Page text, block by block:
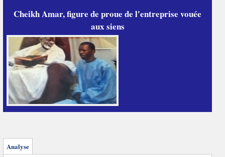
Cheikh Amar, figure de proue de l'entreprise vouée
aux siens
Analyse